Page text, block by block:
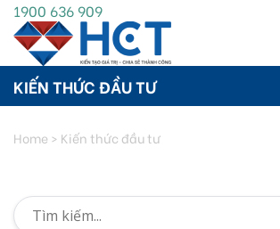
1900 636 909
KIẾN THỨC ĐẦU TƯ
Home > Kiến thức đầu tư